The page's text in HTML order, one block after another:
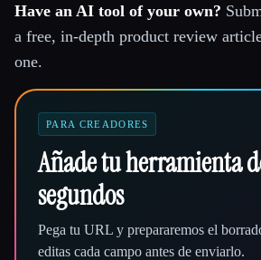
Have an AI tool of your own?
a free, in-depth product review
one.
PARA CREADORES
Añade tu herramienta
segundos
Pega tu URL y prepararemos el
editas cada campo antes de enviarlo.